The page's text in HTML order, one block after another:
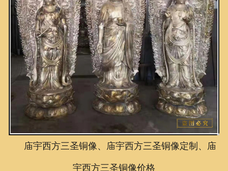
新闻资讯
荣誉资质
泥塑鉴赏
联系我们
庙宇西方三圣铜像、庙宇西方三圣铜像定制、庙
宇西方三圣铜像价格